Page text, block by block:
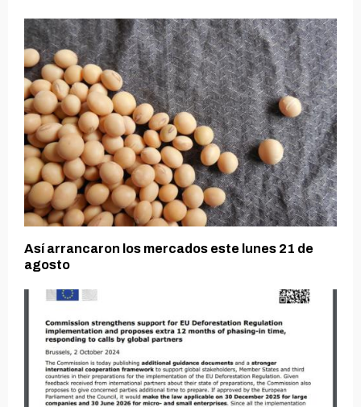
Así arrancaron los mercados este lunes 21 de
agosto